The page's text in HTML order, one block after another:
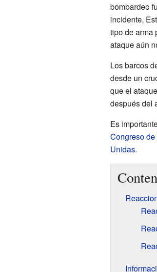
bombardeo
incidente,
tipo de arma
ataque aún
Los barcos
desde un
que el
después del
Es
Congreso
Unidas.